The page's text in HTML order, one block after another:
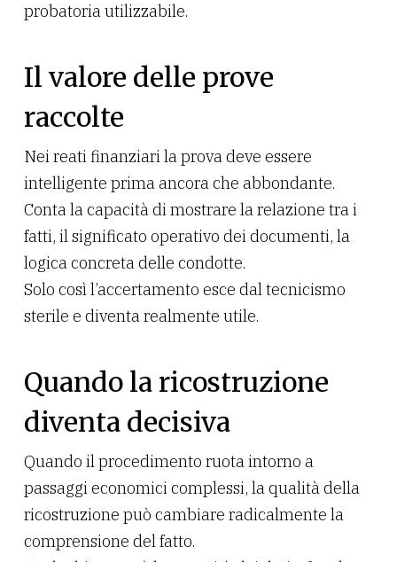
probatoria utilizzabile.
Il valore delle prove
raccolte
Nei reati finanziari la prova deve essere
intelligente prima ancora che abbondante.
Conta la capacità di mostrare la relazione tra i
fatti, il significato operativo dei documenti, la
logica concreta delle condotte.
Solo così l’accertamento esce dal tecnicismo
sterile e diventa realmente utile.
Quando la ricostruzione
diventa decisiva
Quando il procedimento ruota intorno a
passaggi economici complessi, la qualità della
ricostruzione può cambiare radicalmente la
comprensione del fatto.